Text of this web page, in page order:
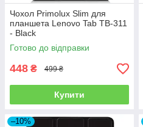
Чохол Primolux Slim для
планшета Lenovo Tab TB-311
- Black
Готово до відправки
448 ₴ 499 ₴
Купити
–10%